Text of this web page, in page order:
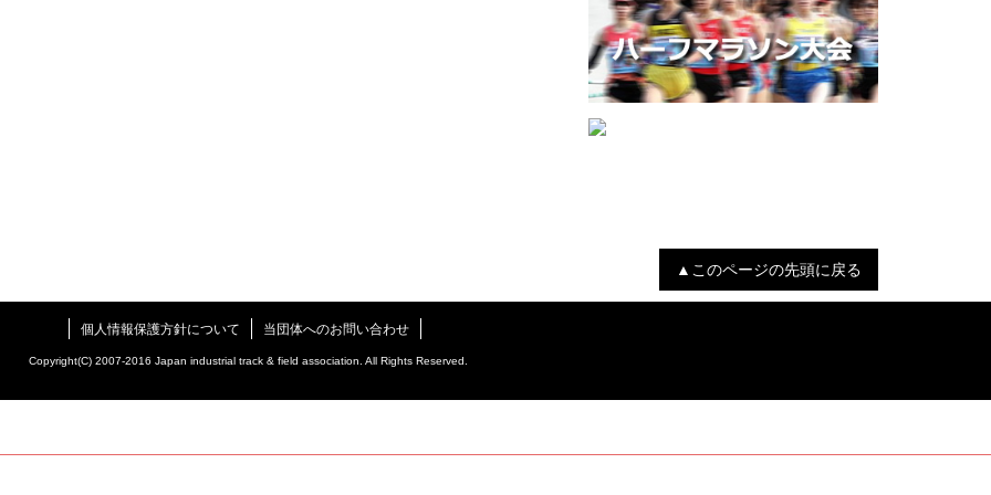
▲このページの先頭に戻る
個人情報保護方針について 当団体へのお問い合わせ
Copyright(C) 2007-2016 Japan industrial track & field association. All Rights Reserved.